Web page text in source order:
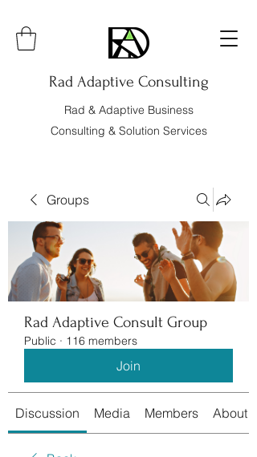
Rad Adaptive Consulting
Rad & Adaptive Business
Consulting & Solution Services
Groups
Rad Adaptive Consult Group
Public · 116 members
Join
Discussion Media Members About